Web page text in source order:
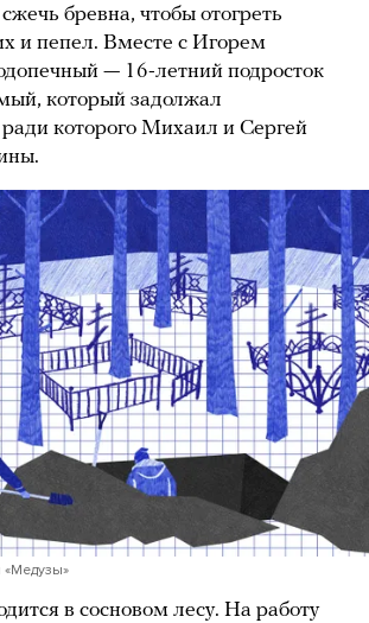
бревна, чтобы отогреть
и пепел. Вместе с Игорем
— 16-летний подросток
который задолжал
которого Михаил и Сергей
«Медузы»
в сосновом лесу. На работу